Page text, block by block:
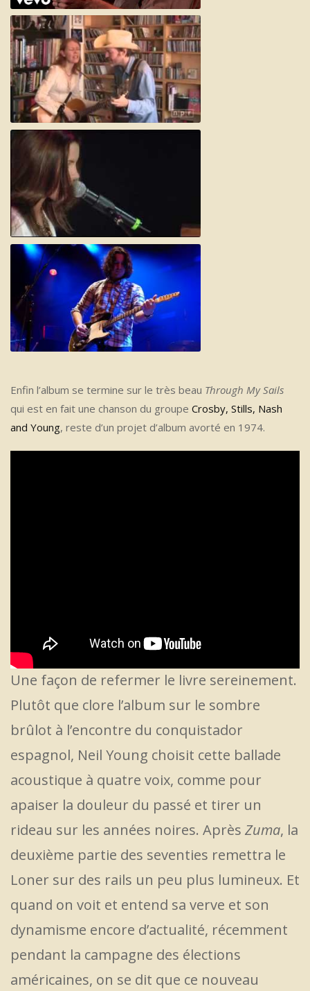
Dave Matthews & Warren Haynes
David Rawlings & Gillian Welch
Grace Potter & Joe Satriani
Enfin l’album se termine sur le très beau Through My Sails
qui est en fait une chanson du groupe Crosby, Stills, Nash
and Young, reste d’un projet d’album avorté en 1974.
Une façon de refermer le livre sereinement.
Plutôt que clore l’album sur le sombre
brûlot à l’encontre du conquistador
espagnol, Neil Young choisit cette ballade
acoustique à quatre voix, comme pour
apaiser la douleur du passé et tirer un
rideau sur les années noires. Après Zuma, la
deuxième partie des seventies remettra le
Loner sur des rails un peu plus lumineux. Et
quand on voit et entend sa verve et son
dynamisme encore d’actualité, récemment
pendant la campagne des élections
américaines, on se dit que ce nouveau